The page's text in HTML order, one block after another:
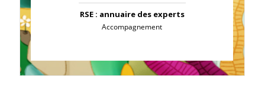
RSE : annuaire des experts
Accompagnement